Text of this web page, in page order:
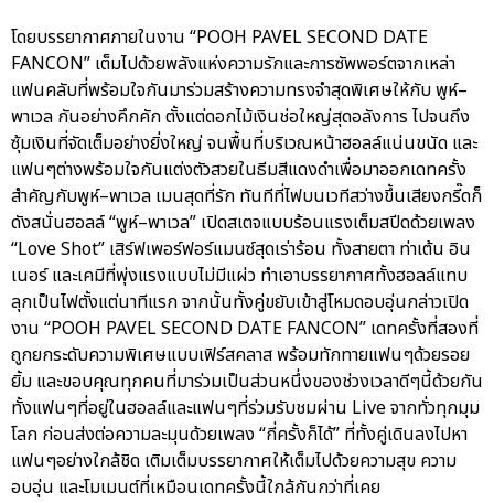
โดยบรรยากาศภายในงาน “POOH PAVEL SECOND DATE
FANCON” เต็มไปด้วยพลังแห่งความรักและการซัพพอร์ตจากเหล่า
แฟนคลับที่พร้อมใจกันมาร่วมสร้างความทรงจำสุดพิเศษให้กับ พูห์–
พาเวล กันอย่างคึกคัก ตั้งแต่ดอกไม้เงินช่อใหญ่สุดอลังการ ไปจนถึง
ซุ้มเงินที่จัดเต็มอย่างยิ่งใหญ่ จนพื้นที่บริเวณหน้าฮอลล์แน่นขนัด และ
แฟนๆต่างพร้อมใจกันแต่งตัวสวยในธีมสีแดงดำเพื่อมาออกเดทครั้ง
สำคัญกับพูห์–พาเวล เมนสุดที่รัก ทันทีที่ไฟบนเวทีสว่างขึ้นเสียงกรี๊ดก็
ดังสนั่นฮอลล์ “พูห์–พาเวล” เปิดสเตจแบบร้อนแรงเต็มสปีดด้วยเพลง
“Love Shot” เสิร์ฟเพอร์ฟอร์แมนซ์สุดเร่าร้อน ทั้งสายตา ท่าเต้น อิน
เนอร์ และเคมีที่พุ่งแรงแบบไม่มีแผ่ว ทำเอาบรรยากาศทั้งฮอลล์แทบ
ลุกเป็นไฟตั้งแต่นาทีแรก จากนั้นทั้งคู่ขยับเข้าสู่โหมดอบอุ่นกล่าวเปิด
งาน “POOH PAVEL SECOND DATE FANCON” เดทครั้งที่สองที่
ถูกยกระดับความพิเศษแบบเฟิร์สคลาส พร้อมทักทายแฟนๆด้วยรอย
ยิ้ม และขอบคุณทุกคนที่มาร่วมเป็นส่วนหนึ่งของช่วงเวลาดีๆนี้ด้วยกัน
ทั้งแฟนๆที่อยู่ในฮอลล์และแฟนๆที่ร่วมรับชมผ่าน Live จากทั่วทุกมุม
โลก ก่อนส่งต่อความละมุนด้วยเพลง “กี่ครั้งก็ได้” ที่ทั้งคู่เดินลงไปหา
แฟนๆอย่างใกล้ชิด เติมเต็มบรรยากาศให้เต็มไปด้วยความสุข ความ
อบอุ่น และโมเมนต์ที่เหมือนเดทครั้งนี้ใกล้กันกว่าที่เคย